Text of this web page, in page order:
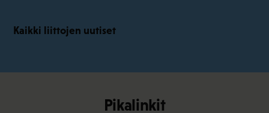
Kaikki liittojen uutiset
Pikalinkit